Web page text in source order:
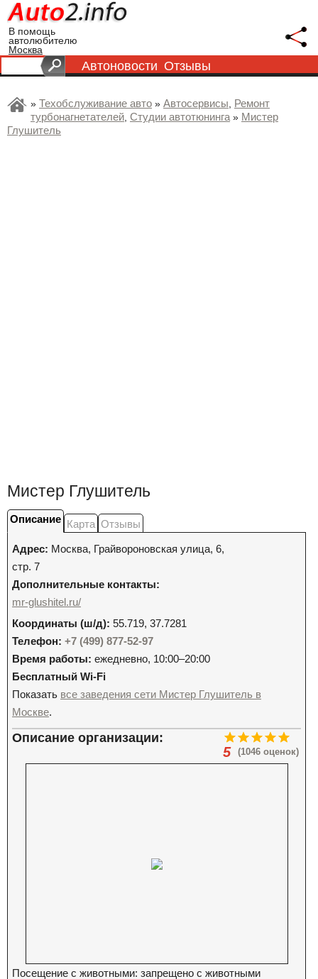
В помощь
автолюбителю
Москва
Автоновости Отзывы
» Техобслуживание авто » Автосервисы, Ремонт
турбонагнетателей, Студии автотюнинга» Мистер
Глушитель
Мистер Глушитель
Описание Карта Отзывы
Адрес: Москва, Грайвороновская улица, 6,
стр. 7
Дополнительные контакты:
mr-glushitel.ru/
Координаты (ш/д): 55.719, 37.7281
Телефон: +7 (499) 877-52-97
Время работы: ежедневно, 10:00–20:00
Бесплатный Wi-Fi
Показать все заведения сети Мистер Глушитель в
Москве.
(1046 оценок)
5
Описание организации:
Посещение с животными: запрещено с животными